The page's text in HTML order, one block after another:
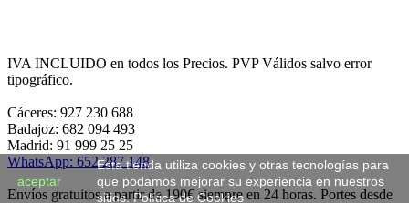
IVA INCLUIDO en todos los Precios. PVP Válidos salvo error
tipográfico.
Cáceres: 927 230 688
Badajoz: 682 094 493
Madrid: 91 999 25 25
WhatsApp: 652 287 148
Envíos gratuitos a partir de 190€ siempre en 24 horas. Portes desde
aceptar
Esta tienda utiliza cookies y otras tecnologías para
que podamos mejorar su experiencia en nuestros
sitios. Política de Cookies